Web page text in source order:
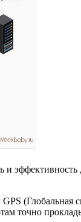
и
(Глобальная
точно